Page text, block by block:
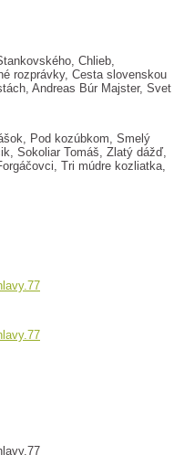
Chlieb,
rozprávky, Cesta slovenskou
Andreas Búr Majster, Svet
Pod kozúbkom, Smelý
Sokoliar Tomáš, Zlatý dážď,
Tri múdre kozliatka,